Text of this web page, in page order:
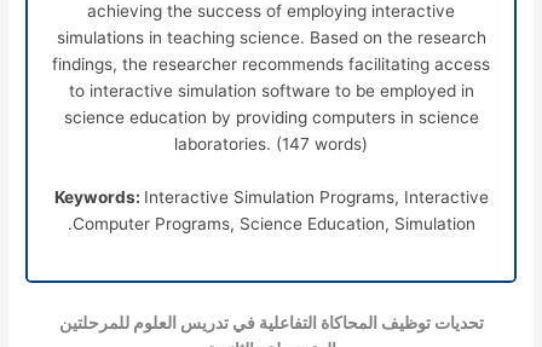
achieving the success of employing interactive
simulations in teaching science. Based on the research
findings, the researcher recommends facilitating access
to interactive simulation software to be employed in
science education by providing computers in science
laboratories. (147 words)
Keywords: Interactive Simulation Programs, Interactive
Computer Programs, Science Education, Simulation.
تحديات توظيف المحاكاة التفاعلية في تدريس العلوم للمرحلتين